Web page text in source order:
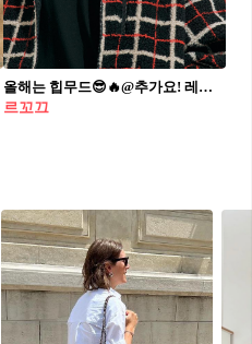
올해는 힙무드😎🔥@추가요! 레디 오빠 같은 🤟🏻x🐔 힙무드 아우터 코디
르꼬끄